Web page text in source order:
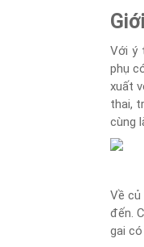
Với ý
phụ
xuất
thai,
cùng
Về
đến.
gai